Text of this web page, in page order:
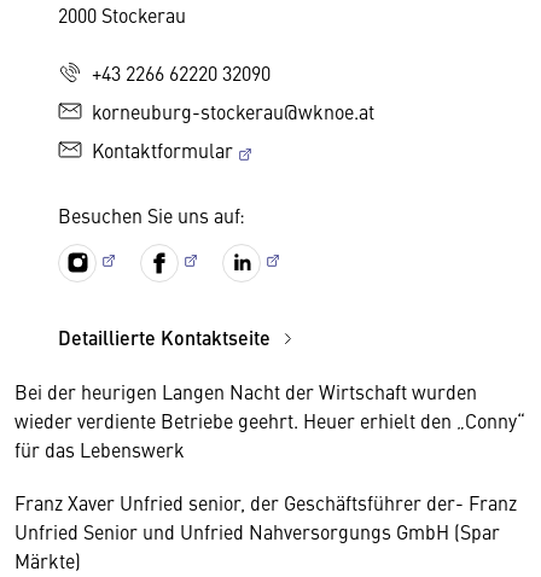
2000 Stockerau
+43 2266 62220 32090
korneuburg-stockerau@wknoe.at
Kontaktformular
Besuchen Sie uns auf:
Detaillierte Kontaktseite
Bei der heurigen Langen Nacht der Wirtschaft wurden
wieder verdiente Betriebe geehrt. Heuer erhielt den „Conny“
für das Lebenswerk
Franz Xaver Unfried senior, der Geschäftsführer der- Franz
Unfried Senior und Unfried Nahversorgungs GmbH (Spar
Märkte)